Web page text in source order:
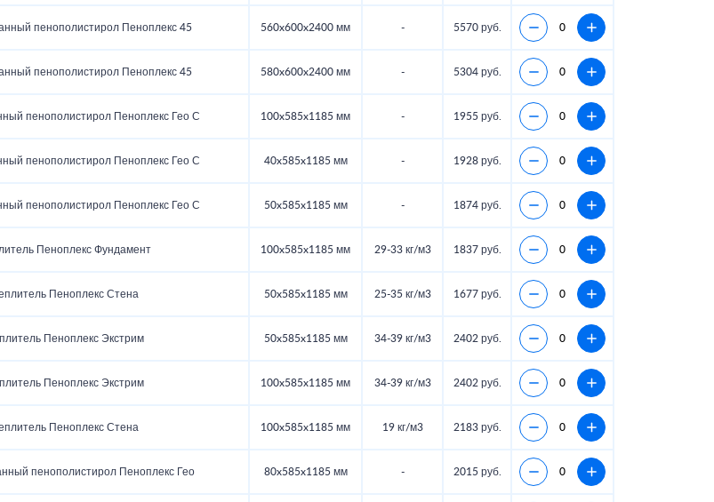
пенополистирол Пеноплекс 45 560x600x2400 мм - 5570 руб.
пенополистирол Пеноплекс 45 580x600x2400 мм - 5304 руб.
пенополистирол Пеноплекс Гео С 100x585x1185 мм - 1955 руб.
пенополистирол Пеноплекс Гео С 40x585x1185 мм - 1928 руб.
пенополистирол Пеноплекс Гео С 50x585x1185 мм - 1874 руб.
Пеноплекс Фундамент 100x585x1185 мм 29-33 кг/м3 1837 руб.
Пеноплекс Стена 50x585x1185 мм 25-35 кг/м3 1677 руб.
Пеноплекс Экстрим 50x585x1185 мм 34-39 кг/м3 2402 руб.
Пеноплекс Экстрим 100x585x1185 мм 34-39 кг/м3 2402 руб.
Пеноплекс Стена 100x585x1185 мм 19 кг/м3 2183 руб.
пенополистирол Пеноплекс Гео 80x585x1185 мм - 2015 руб.